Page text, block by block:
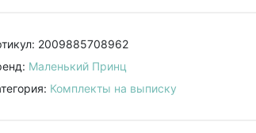
2009885708962
Маленький Принц
Комплекты на выписку